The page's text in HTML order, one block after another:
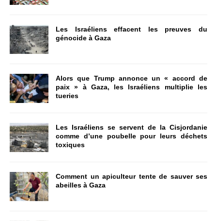
Les Israéliens effacent les preuves du
génocide à Gaza
Alors que Trump annonce un « accord de
paix » à Gaza, les Israéliens multiplie les
tueries
Les Israéliens se servent de la Cisjordanie
comme d’une poubelle pour leurs déchets
toxiques
Comment un apiculteur tente de sauver ses
abeilles à Gaza